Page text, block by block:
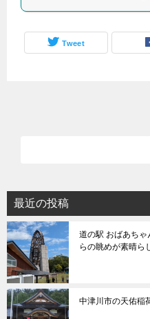
Tweet
最近の投稿
道の駅 おばあち
らの眺めが素晴ら
中津川市の天佑稲